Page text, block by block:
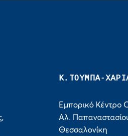
Κ.ΤΟΥΜΠΑ-
Εμπορικό Κέντρο
Αλ.
Θεσσαλονίκη